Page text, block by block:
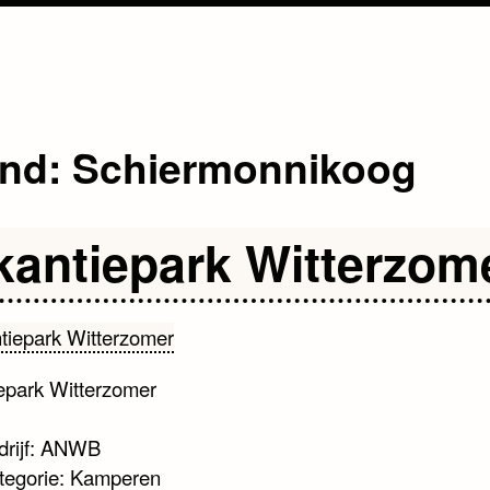
Schiermonnikoog
Witterzomer
ANWB
Kamperen